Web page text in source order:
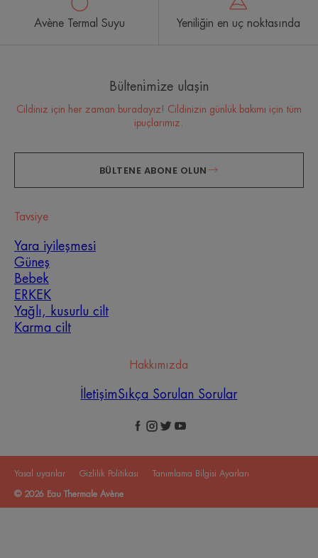
Avène Termal Suyu Yeniliğin en uç noktasında
Bülteni̇mi̇ze ulaşin
Cildiniz için her zaman buradayız! Cildinizin günlük bakımı için tüm
ipuçlarımız.
BÜLTENE ABONE OLUN
Tavsiye
Yara iyileşmesi
Güneş
Bebek
ERKEK
Yağlı, kusurlu cilt
Karma cilt
Hakkımızda
İletişimSıkça Sorulan Sorular
Yasal uyarılar Gizlilik Politikası Tanımlama Bilgisi Ayarları
© 2026 Eau Thermale Avène